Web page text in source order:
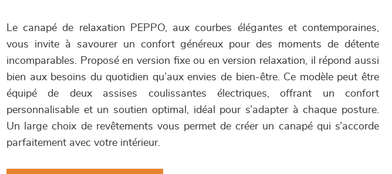
Le canapé de relaxation PEPPO, aux courbes élégantes et contemporaines,
vous invite à savourer un confort généreux pour des moments de détente
incomparables. Proposé en version fixe ou en version relaxation, il répond aussi
bien aux besoins du quotidien qu’aux envies de bien-être. Ce modèle peut être
équipé de deux assises coulissantes électriques, offrant un confort
personnalisable et un soutien optimal, idéal pour s’adapter à chaque posture.
Un large choix de revêtements vous permet de créer un canapé qui s’accorde
parfaitement avec votre intérieur.